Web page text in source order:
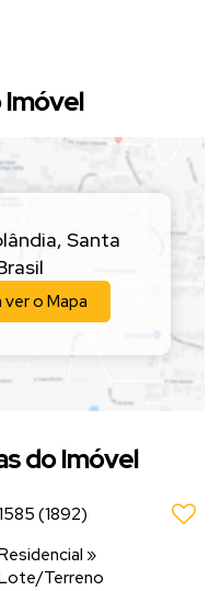
e agende
Imóvel
, Santa
ver o Mapa
do Imóvel
(1892)
»
Terreno